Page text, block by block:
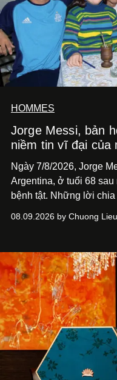
HOMMES
Jorge Messi, bản
niềm tin vĩ đại của
Ngày 7/8/2026, Jorge
Argentina, ở tuổi 68
bệnh tật. Những lời
Bóng đá Argentina.
một trong những hành
từng chứng kiến.
08.09.2026 by Chuong Lieu